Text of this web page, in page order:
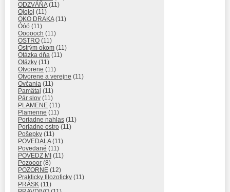
ODZVÁŇA(11)
Ojojoj (11)
OKO DRAKA(11)
Óóó (11)
Oooooch (11)
OSTRO (11)
Ostrým okom (11)
Otázka dňa (11)
Otázky (11)
Otvorene (11)
Otvorene a verejne (11)
Ovčania (11)
Pamätaj (11)
Pár slov (11)
PLAMENE (11)
Plamenne (11)
Poriadne nahlas (11)
Poriadne ostro (11)
Pošepky (11)
POVEDALA(11)
Povedané (11)
POVEDZ MI (11)
Pozooor (8)
POZORNE (12)
Prakticky filozoficky (11)
PRÁSK (11)